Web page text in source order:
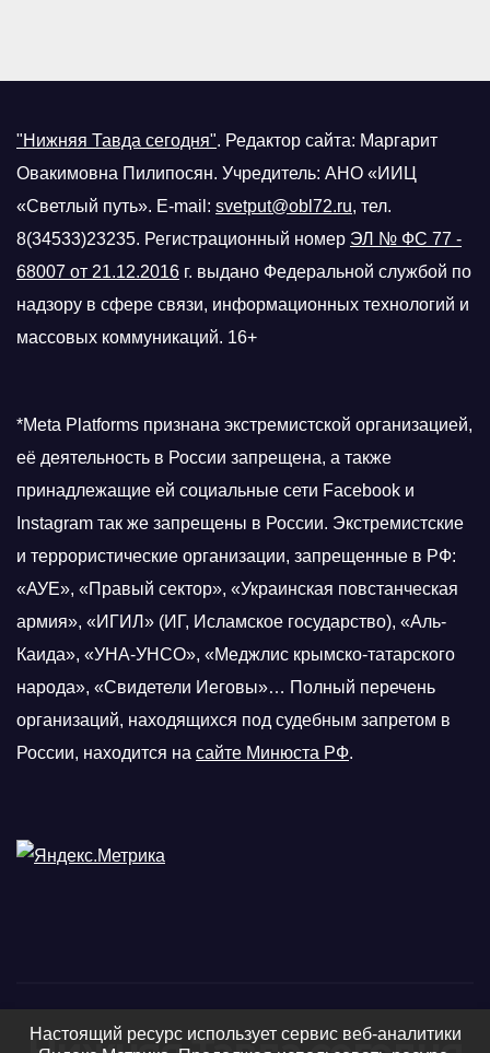
"Нижняя Тавда сегодня". Редактор сайта: Маргарит
Овакимовна Пилипосян. Учредитель: АНО «ИИЦ
«Светлый путь». E-mail: svetput@obl72.ru, тел.
8(34533)23235. Регистрационный номер ЭЛ № ФС 77 -
68007 от 21.12.2016 г. выдано Федеральной службой по
надзору в сфере связи, информационных технологий и
массовых коммуникаций. 16+
*Meta Platforms признана экстремистской организацией,
её деятельность в России запрещена, а также
принадлежащие ей социальные сети Facebook и
Instagram так же запрещены в России. Экстремистские
и террористические организации, запрещенные в РФ:
«АУЕ», «Правый сектор», «Украинская повстанческая
армия», «ИГИЛ» (ИГ, Исламское государство), «Аль-
Каида», «УНА-УНСО», «Меджлис крымско-татарского
народа», «Свидетели Иеговы»… Полный перечень
организаций, находящихся под судебным запретом в
России, находится на сайте Минюста РФ.
Настоящий ресурс использует сервис веб-аналитики